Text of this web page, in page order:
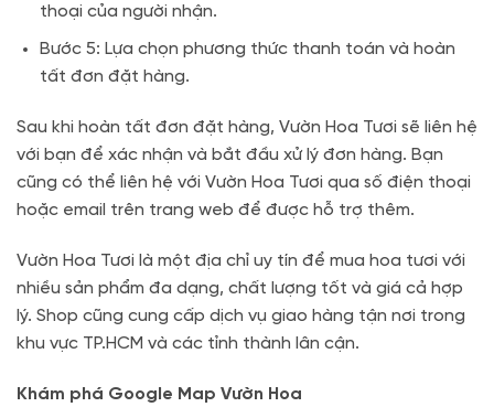
thoại của người nhận.
Bước 5: Lựa chọn phương thức thanh toán và hoàn
tất đơn đặt hàng.
Sau khi hoàn tất đơn đặt hàng, Vườn Hoa Tươi sẽ liên hệ
với bạn để xác nhận và bắt đầu xử lý đơn hàng. Bạn
cũng có thể liên hệ với Vườn Hoa Tươi qua số điện thoại
hoặc email trên trang web để được hỗ trợ thêm.
Vườn Hoa Tươi là một địa chỉ uy tín để mua hoa tươi với
nhiều sản phẩm đa dạng, chất lượng tốt và giá cả hợp
lý. Shop cũng cung cấp dịch vụ giao hàng tận nơi trong
khu vực TP.HCM và các tỉnh thành lân cận.
Khám phá Google Map Vườn Hoa